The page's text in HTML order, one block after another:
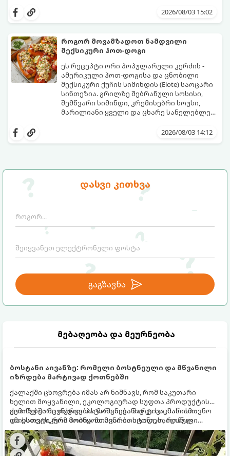
დასვი კითხვა
გაგზავნა
მებაღეობა და მეურნეობა
ბოსტანი აივანზე: რომელი ბოსტნეული და მწვანილი
იზრდება მარტივად ქოთნებში
ქალაქში ცხოვრება იმას არ ნიშნავს, რომ საკუთარი
ხელით მოყვანილი, ეკოლოგიურად სუფთა პროდუქტის
გემოზე უარი თქვათ. პატარა აივანიც კი საკმარისია
იმისათვის, რომ მოიწყოთ მინი-ბოსტანი, საიდანაც
ყოველდღიურად ახალ, არომატულ მწვანილსა და
ბოსტნეულს მოკრეფთ.
ქოთნებში მცენარეების მოშენება მარტივი, სასიამოვნო
და ესთეტიკური ჰობია. მთავარია იცოდეთ, რომელი
კულტურები ეგუებიან ქოთნის პირობებს ყველაზე კარგად
და როგორ მოუაროთ მათ სწორად.
მომზადებაა - მოხარშვის გარეშე.
ბუნებრივ, კაშკაშა გემოს, არომატს და
2026/08/03 15:02
როგორ მოვამზადოთ ნამდვილი
მექსიკური ჰოთ-დოგი
ეს რეცეპტი ორი პოპულარული კერძის -
ამერიკული ჰოთ-დოგისა და ცნობილი
მექსიკური ქუჩის სიმინდის (Elote) საოცარი
სინთეზია. გრილზე შებრაწული სოსისი,
შემწვარი სიმინდი, კრემისებრი სოუსი,
მარილიანი ყველი და ცხარე სანელებლები
წვეულებებისთვის, ბარბექიუსთვის ან
ულუფა: 8 პორცია
2026/08/03 14:12